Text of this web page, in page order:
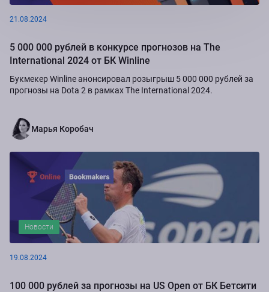
21.08.2024
5 000 000 рублей в конкурсе прогнозов на The
International 2024 от БК Winline
Букмекер Winline анонсировал розыгрыш 5 000 000 рублей за
прогнозы на Dota 2 в рамках The International 2024.
Марья Коробач
Новости
19.08.2024
100 000 рублей за прогнозы на US Open от БК Бетсити